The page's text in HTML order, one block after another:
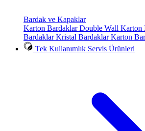
Bardak ve Kapaklar
Karton BardaklarDouble Wall Karton
BardaklarKristal BardaklarKarton
Tek Kullanımlık Servis Ürünleri